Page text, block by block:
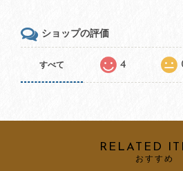
ショップの評価
すべて 4
RELATED
おすすめ